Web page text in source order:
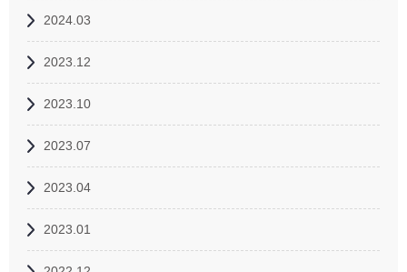
2024.03
2023.12
2023.10
2023.07
2023.04
2023.01